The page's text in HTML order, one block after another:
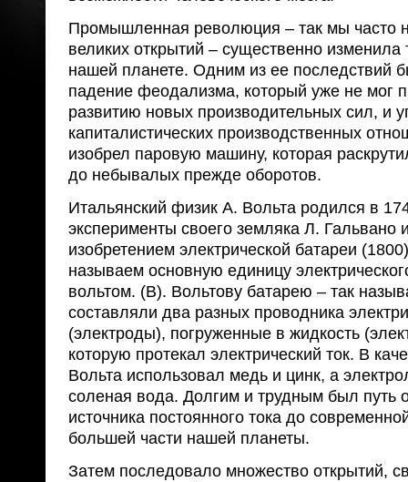
Промышленная революция – так мы часто
великих открытий – существенно изменила
нашей планете. Одним из ее последствий
падение феодализма, который уже не мог
развитию новых производительных сил, и
капиталистических производственных
изобрел паровую машину, которая
до небывалых прежде оборотов.
Итальянский физик А. Вольта родился в
эксперименты своего земляка Л. Гальвано
изобретением электрической батареи
называем основную единицу
вольтом. (В). Вольтову батарею – так
составляли два разных проводника
(электроды), погруженные в жидкость
которую протекал электрический ток. В
Вольта использовал медь и цинк, а
соленая вода. Долгим и трудным был путь
источника постоянного тока до
большей части нашей планеты.
Затем последовало множество открытий,